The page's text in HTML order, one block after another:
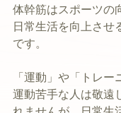
体幹筋はスポーツの
日常生活を向上させ
です。
「運動」や「トレー
運動苦手な人は敬遠